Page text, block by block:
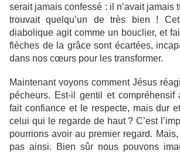
serait jamais confessé : il n’avait jamais
trouvait quelqu’un de très bien !
diabolique agit comme un bouclier, et
flèches de la grâce sont écartées,
dans nos cœurs pour les transformer.
Maintenant voyons comment Jésus
pécheurs. Est-il gentil et
fait confiance et le respecte, mais dur
celui qui le regarde de haut ? C’est
pourrions avoir au premier regard.
pas ainsi. Bien sûr nous pouvons